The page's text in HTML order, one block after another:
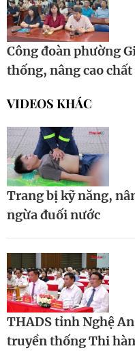
Công đoàn phường
thống, nâng cao
VIDEOS KHÁC
Trang bị kỹ năng,
ngừa đuối nước
THADS tỉnh Nghệ
truyền thống Thi